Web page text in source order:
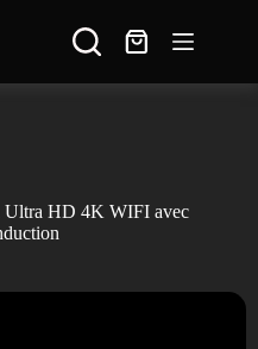
Ultra HD 4K WIFI avec
✈ Expédition à l'international
échanger ou retourner le produit
09 78 80 63 48